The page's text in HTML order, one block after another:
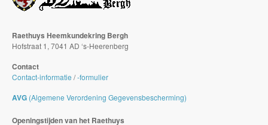
Raethuys Heemkundekring Bergh
Hofstraat 1, 7041 AD ‘s-Heerenberg
Contact
Contact-informatie /-formulier
AVG (Algemene Verordening Gegevensbescherming)
Openingstijden van het Raethuys